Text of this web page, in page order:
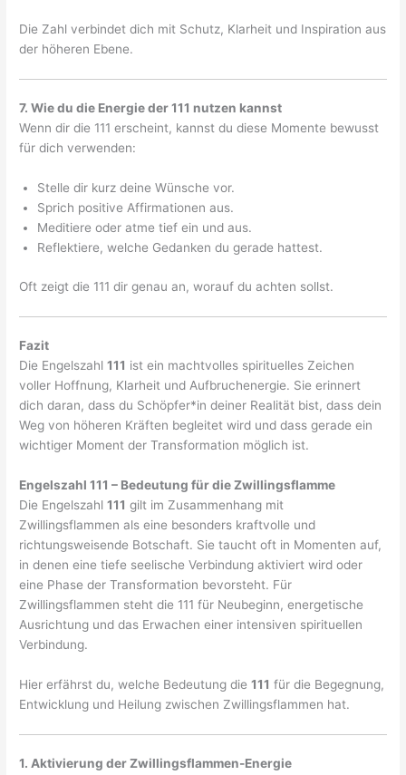
Die Zahl verbindet dich mit Schutz, Klarheit und Inspiration aus
der höheren Ebene.
7. Wie du die Energie der 111 nutzen kannst
Wenn dir die 111 erscheint, kannst du diese Momente bewusst
für dich verwenden:
Stelle dir kurz deine Wünsche vor.
Sprich positive Affirmationen aus.
Meditiere oder atme tief ein und aus.
Reflektiere, welche Gedanken du gerade hattest.
Oft zeigt die 111 dir genau an, worauf du achten sollst.
Fazit
Die Engelszahl111 ist ein machtvolles spirituelles Zeichen
voller Hoffnung, Klarheit und Aufbruchenergie. Sie erinnert
dich daran, dass du Schöpfer*in deiner Realität bist, dass dein
Weg von höheren Kräften begleitet wird und dass gerade ein
wichtiger Moment der Transformation möglich ist.
Engelszahl 111 – Bedeutung für die Zwillingsflamme
Die Engelszahl111 gilt im Zusammenhang mit
Zwillingsflammen als eine besonders kraftvolle und
richtungsweisende Botschaft. Sie taucht oft in Momenten auf,
in denen eine tiefe seelische Verbindung aktiviert wird oder
eine Phase der Transformation bevorsteht. Für
Zwillingsflammen steht die 111 für Neubeginn, energetische
Ausrichtung und das Erwachen einer intensiven spirituellen
Verbindung.
Hier erfährst du, welche Bedeutung die111 für die Begegnung,
Entwicklung und Heilung zwischen Zwillingsflammen hat.
1. Aktivierung der Zwillingsflammen-Energie